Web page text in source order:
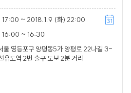
17:00 ~ 2018.1.9 (화) 22:00
16:00 ~ 16:30
울 영등포구 양평동5가 양평로 22나길 3-
유도역 2번 출구 도보 2분 거리